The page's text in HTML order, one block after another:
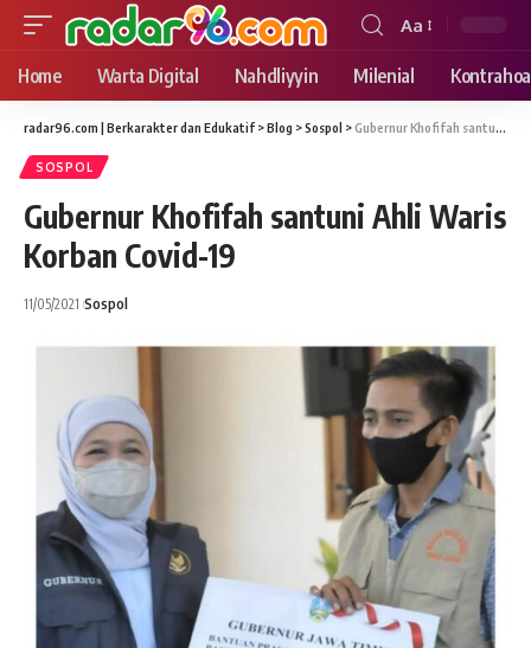
Font
Resizer
Aa
Home Warta Digital Nahdliyyin Milenial
radar96.com | Berkarakter dan Edukatif >Blog >Sospol >Gubernur Khofifah santuni Ahli Waris Korban Covid-19
SOSPOL
Gubernur Khofifah santuni Ahli Waris
Korban Covid-19
11/05/2021 Sospol